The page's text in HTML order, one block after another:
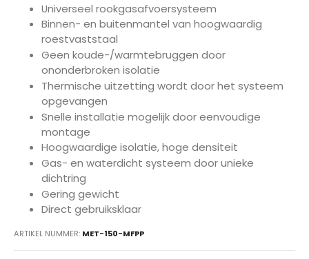
afbeeldingen-
gallerij
Universeel rookgasafvoersysteem
Binnen- en buitenmantel van hoogwaardig
roestvaststaal
Geen koude-/warmtebruggen door
ononderbroken isolatie
Thermische uitzetting wordt door het systeem
opgevangen
Snelle installatie mogelijk door eenvoudige
montage
Hoogwaardige isolatie, hoge densiteit
Gas- en waterdicht systeem door unieke
dichtring
Gering gewicht
Direct gebruiksklaar
ARTIKEL NUMMER MET-150-MFPP